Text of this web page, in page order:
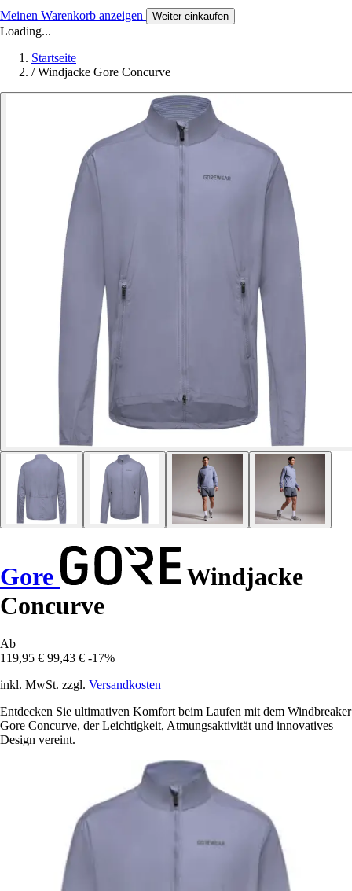
Meinen Warenkorb anzeigen Weiter einkaufen
Loading...
Startseite
/ Windjacke Gore Concurve
Gore
Windjacke
Concurve
Ab
119,95 € 99,43 € -17%
inkl. MwSt. zzgl. Versandkosten
Entdecken Sie ultimativen Komfort beim Laufen mit dem Windbreaker
Gore Concurve, der Leichtigkeit, Atmungsaktivität und innovatives
Design vereint.